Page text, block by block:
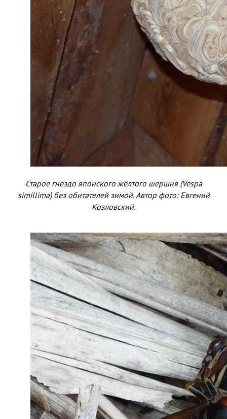
Старое гнездо японского жёлтого шершня (Vespa
simillima) без обитателей зимой. Автор фото: Евгений
Козловский.